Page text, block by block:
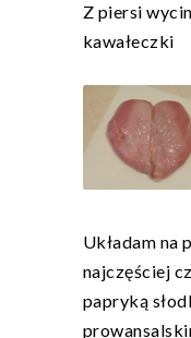
Z piersi
kawałeczki
Układam na
najczęściej
papryką